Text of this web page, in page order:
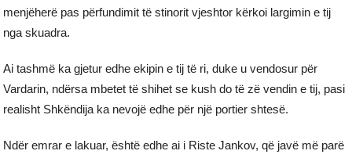
menjëherë pas përfundimit të stinorit vjeshtor kërkoi largimin e tij
nga skuadra.
Ai tashmë ka gjetur edhe ekipin e tij të ri, duke u vendosur për
Vardarin, ndërsa mbetet të shihet se kush do të zë vendin e tij, pasi
realisht Shkëndija ka nevojë edhe për një portier shtesë.
Ndër emrar e lakuar, është edhe ai i Riste Jankov, që javë më parë